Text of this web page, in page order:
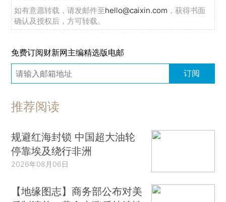
如有意愿转载，请发邮件至hello@caixin.com ，获得书面
确认及授权后，方可转载。
免费订阅财新网主编精选版电邮
订阅
推荐阅读
规避红海封锁 中国超大油轮
停靠埃及绕行非洲
2026年08月06日
【地缘图志】商务部公布对美